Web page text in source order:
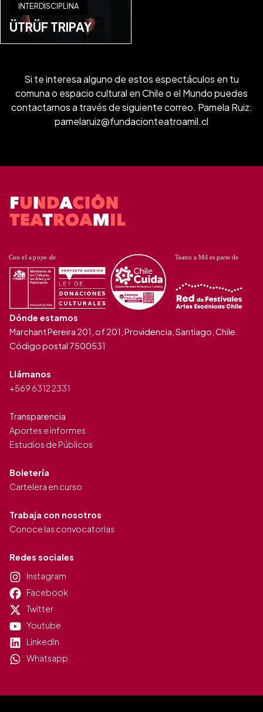
INTERDISCIPLINA
ÜTRÜF TRIPAY
Si te interesa alguno de estos espectáculos en tu
comuna o espacio cultural en Chile o el Mundo puedes
contactarnos a través de siguiente correo. Pamela Ruiz:
pamelaruiz@fundacionteatroamil.cl
Dónde estamos
Marchant Pereira 201, of 201, Providencia, Santiago, Chile.
Código postal 7500531
Llámanos
+569 6312 2331
Transparencia
Aportes e informes
Estudios de Públicos
Boletería
Cartelera en curso
Trabaja con nosotros
Conoce las convocatorias
Redes sociales
Instagram
Facebook
Twitter
Youtube
LinkedIn
Whatsapp